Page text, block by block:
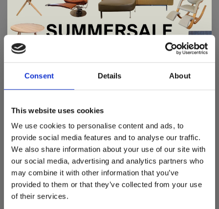
Consent Details About
This website uses cookies
We use cookies to personalise content and ads, to
provide social media features and to analyse our traffic.
We also share information about your use of our site with
our social media, advertising and analytics partners who
may combine it with other information that you’ve
provided to them or that they’ve collected from your use
of their services.
ANDERSEN U1
Een kruk met een knipoog in de details
De Andersen U1 kruk is een leuke verfrissende en
unieke kruk. De kruk is ontworpen door Christian Juhl,
die hout en metaal op een nieuwe en niet-traditionele
manier heeft gecombineerd. De kruk bestaat uit
massief essenhout en is voorzien van gepatenteerde
vergrendelingsbeugels in roestvrij staal.
De Summer Sale bij Snip Wonen+ is
gestart!
woonaccessoires aan te schaffen met aantrekkelijke kortingen.
In onze showroom vind je een uitgebreide selectie
designmeubelen van gerenommeerde Nederlandse en Europese
merken. Onder andere showroommodellen vanHarvink ,
Gelderland,Swedese,Sculptures JeuxenArtisanzijn nu extra
voordelig verkrijgbaar. Profiteer van unieke aanbiedingen zolang
de voorraad strekt!
Liever nieuw bestellen? Ook dan krijgt u een vriendelijke